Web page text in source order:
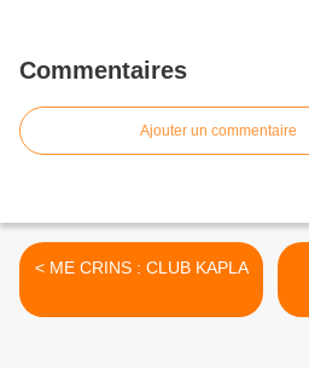
Commentaires
Ajouter un commentaire
< ME CRINS : CLUB KAPLA